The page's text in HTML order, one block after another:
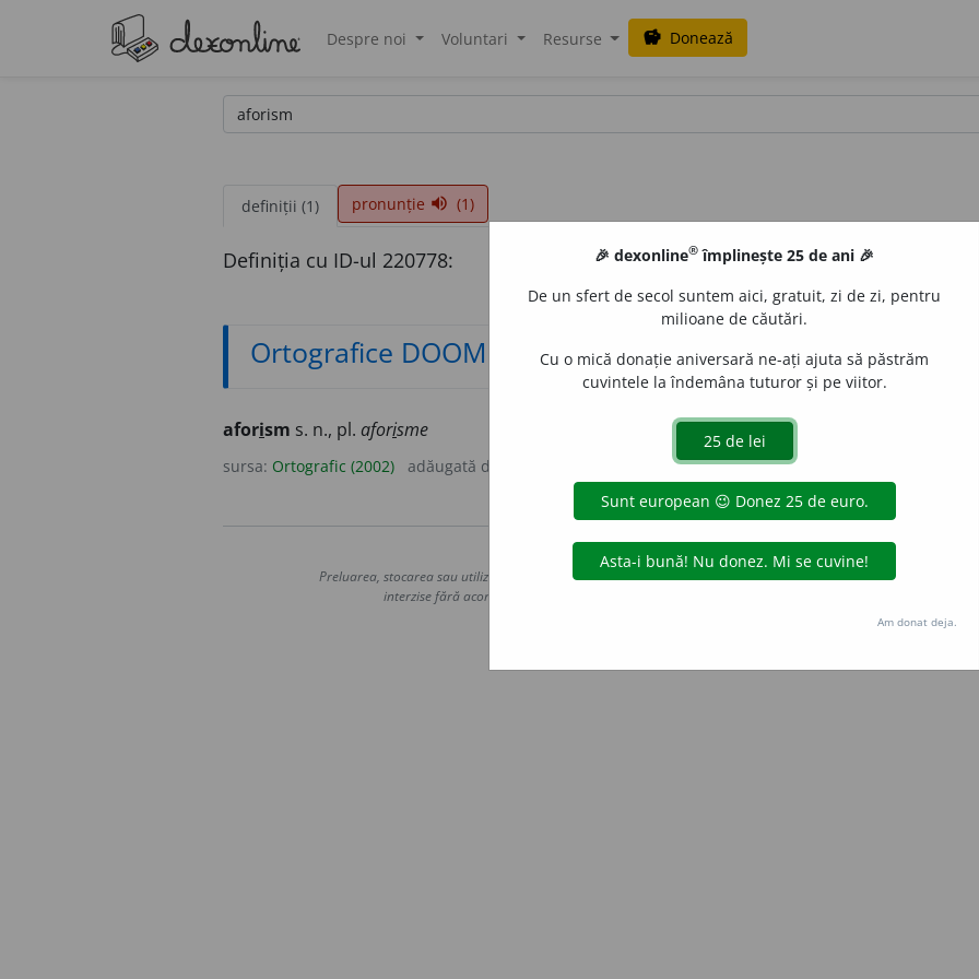
Despre noi Voluntari Resurse savings Donează
definiții (1) pronunție volume_up (1)
Definiția cu ID-ul 220778:
Ortografice DOOM
aforism s. n., pl. aforisme
sursa: Ortografic (2002) adăugată de
Copyright © 2004-2026 dexonline (https://dexonline.ro)
Preluarea, stocarea sau utilizarea datelor de pe acest site, inclusiv prin orice metode de extragere automată
interzise fără acordul nostru prealabil scris, cu excepția seturilor de date oferite oficial spre utilizare
Hosterion
🎉 dexonline® împlinește 25 de ani 🎉
De un sfert de secol suntem aici, gratuit, zi de zi, pentru
milioane de căutări.
Cu o mică donație aniversară ne-ați ajuta să păstrăm
cuvintele la îndemâna tuturor și pe viitor.
Am donat deja.